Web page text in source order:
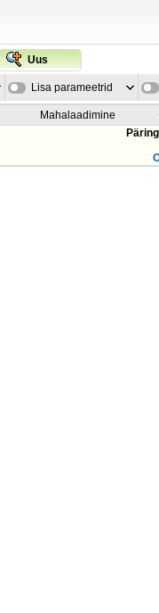
Uus
Lisa parameetrid
Mahalaadimine